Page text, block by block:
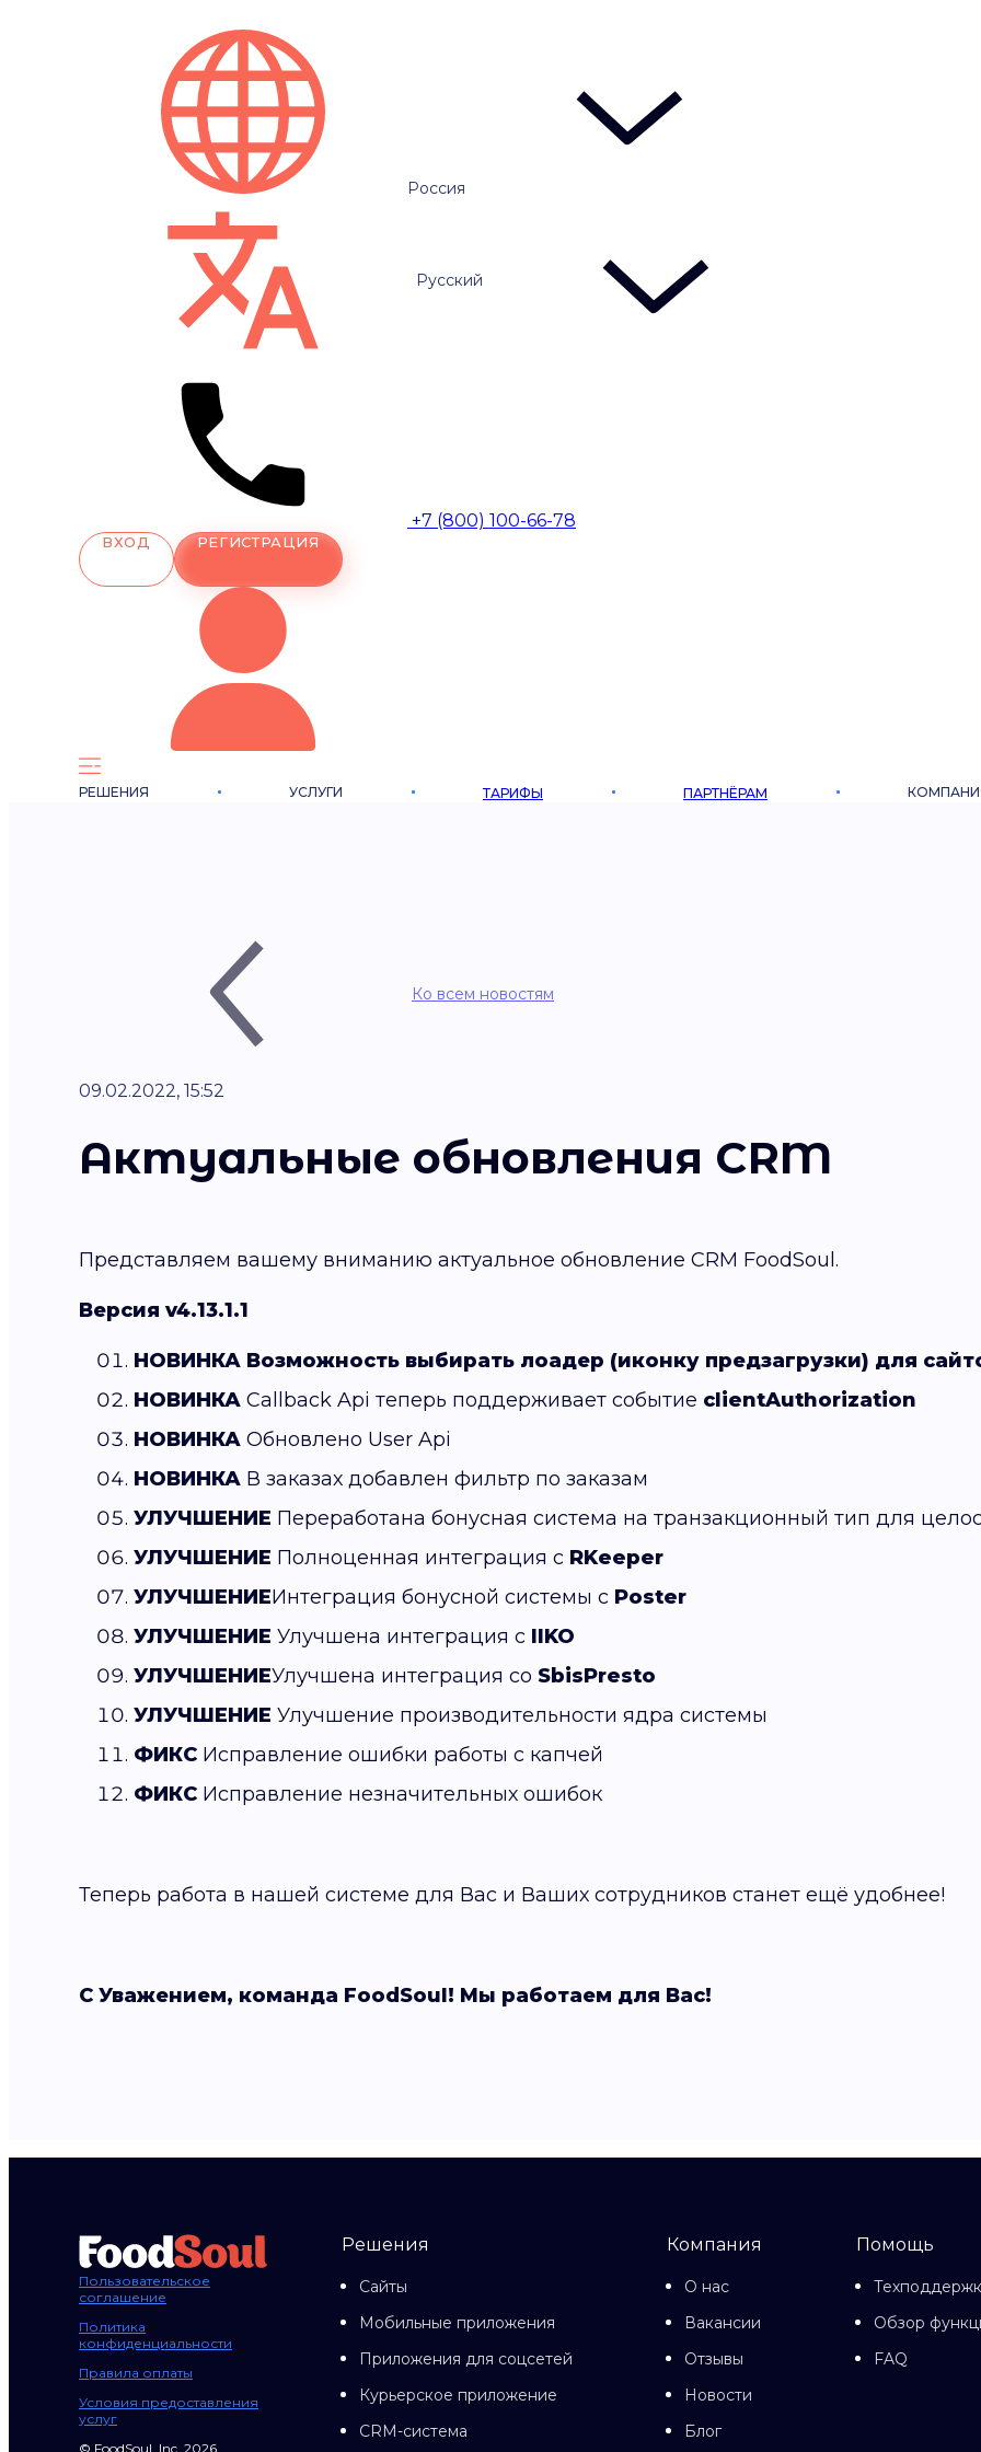
Россия
Русский
+7 (800) 100-66-78
ВХОД РЕГИСТРАЦИЯ
РЕШЕНИЯ УСЛУГИ ТАРИФЫ ПАРТНЁРАМ
Ко всем новостям
09.02.2022, 15:52
Актуальные обновления CRM
Представляем вашему вниманию актуальное обновление CRM FoodSoul.
Версия v4.13.1.1
НОВИНКА Возможность выбирать лоадер (иконку предзагрузки) для
НОВИНКА Callback Api теперь поддерживает событие clientAuthorization
НОВИНКА Обновлено User Api
НОВИНКА В заказах добавлен фильтр по заказам
УЛУЧШЕНИЕ Переработана бонусная система на транзакционный тип для
УЛУЧШЕНИЕ Полноценная интеграция с RKeeper
УЛУЧШЕНИЕИнтеграция бонусной системы с Poster
УЛУЧШЕНИЕ Улучшена интеграция с IIKO
УЛУЧШЕНИЕУлучшена интеграция со SbisPresto
УЛУЧШЕНИЕ Улучшение производительности ядра системы
ФИКС Исправление ошибки работы с капчей
ФИКС Исправление незначительных ошибок
Теперь работа в нашей системе для Вас и Ваших сотрудников станет ещё удобнее!
С Уважением, команда FoodSoul! Мы работаем для Вас!
Пользовательское
соглашение
Политика
конфиденциальности
Правила оплаты
Условия предоставления
услуг
© FoodSoul, Inc. 2026.
Решения
Сайты
Мобильные приложения
Приложения для соцсетей
Курьерское приложение
CRM-система
Компания
О нас
Вакансии
Отзывы
Новости
Блог
Помощь
Обзор
FAQ